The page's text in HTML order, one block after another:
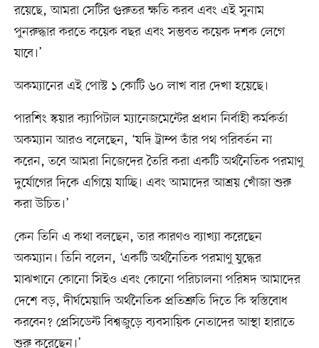
রয়েছে, আমরা সেটির গুরুতর ক্ষতি করব এবং এই সুনাম
পুনরুদ্ধার করতে কয়েক বছর এবং সম্ভবত কয়েক দশক লেগে
যাবে।’
অকম্যানের এই পোস্ট ১ কোটি ৬০ লাখ বার দেখা হয়েছে।
পারশিং স্কয়ার ক্যাপিটাল ম্যানেজমেন্টের প্রধান নির্বাহী কর্মকর্তা
অকম্যান আরও বলেছেন, ‘যদি ট্রাম্প তাঁর পথ পরিবর্তন না
করেন, তবে আমরা নিজেদের তৈরি করা একটি অর্থনৈতিক পরমাণু
দুর্যোগের দিকে এগিয়ে যাচ্ছি। এবং আমাদের আশ্রয় খোঁজা শুরু
করা উচিত।’
কেন তিনি এ কথা বলছেন, তার কারণও ব্যাখ্যা করেছেন
অকম্যান। তিনি বলেন, ‘একটি অর্থনৈতিক পরমাণু যুদ্ধের
মাঝখানে কোনো সিইও এবং কোনো পরিচালনা পরিষদ আমাদের
দেশে বড়, দীর্ঘমেয়াদি অর্থনৈতিক প্রতিশ্রুতি দিতে কি স্বস্তিবোধ
করবেন? প্রেসিডেন্ট বিশ্বজুড়ে ব্যবসায়িক নেতাদের আস্থা হারাতে
শুরু করেছেন।’